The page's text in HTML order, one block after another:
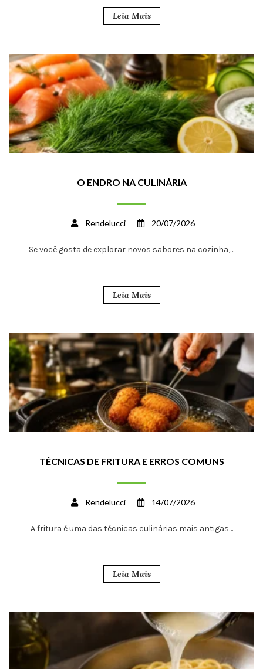
Leia Mais
O ENDRO NA CULINÁRIA
Rendelucci 20/07/2026
Se você gosta de explorar novos sabores na cozinha,…
Leia Mais
TÉCNICAS DE FRITURA E ERROS COMUNS
Rendelucci 14/07/2026
A fritura é uma das técnicas culinárias mais antigas…
Leia Mais